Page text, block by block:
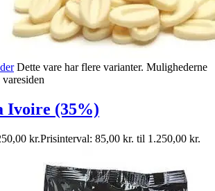
Dette vare har flere varianter. Mulighederne
Ivoire (35%)
kr.Prisinterval: 85,00 kr. til 1.250,00 kr.